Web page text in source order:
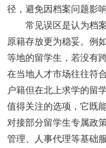
好
新
闻
资
讯
联
系
我
们
径，避免因档案问题影
常见误区是认为档案
原籍存放更为稳妥。例
等地的留学生，若没有
在当地人才市场往往符
户籍但在北上求学的留
值得关注的选项，它既
对接部分留学生专属政
管理、人事代理等基础